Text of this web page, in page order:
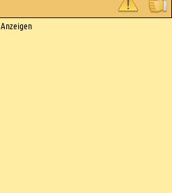
Anzeigen